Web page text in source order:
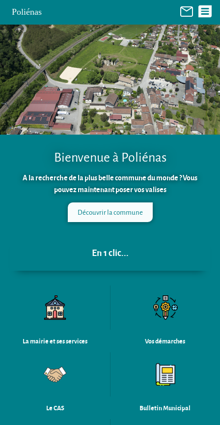
Poliénas
Bienvenue à Poliénas
A la recherche de la plus belle commune du monde ? Vous
pouvez maintenant poser vos valises
Découvrir la commune
En 1 clic...
La mairie et ses services Vos démarches
Le CAS Bulletin Municipal